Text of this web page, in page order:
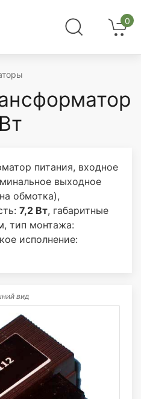
0
питания, входное
выходное
обмотка),
7,2 Вт, габаритные
тип монтажа:
исполнение:
вид